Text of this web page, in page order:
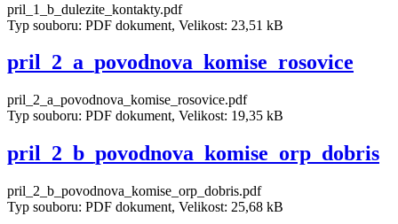
pril_1_b_dulezite_kontakty.pdf
Typ souboru: PDF dokument, Velikost: 23,51 kB
pril_2_a_povodnova_komise_rosovice
pril_2_a_povodnova_komise_rosovice.pdf
Typ souboru: PDF dokument, Velikost: 19,35 kB
pril_2_b_povodnova_komise_orp_dobris
pril_2_b_povodnova_komise_orp_dobris.pdf
Typ souboru: PDF dokument, Velikost: 25,68 kB